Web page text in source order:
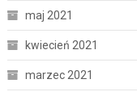
maj 2021
kwiecień 2021
marzec 2021